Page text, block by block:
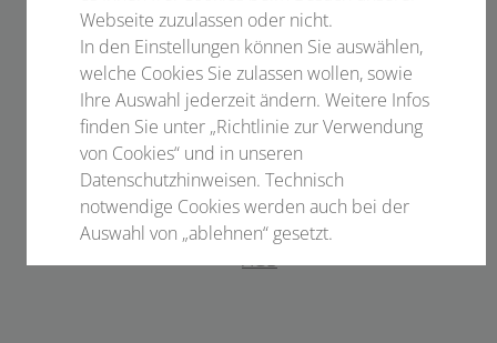
Carl-Pulfrich-Straße 1
07745 Jena
www.conventus.de
LINKS
Sie haben Fragen? Gern helfen wir weiter!
Datenschutzinformation
AGB
Webseite zuzulassen oder nicht.
In den Einstellungen können Sie auswählen,
welche Cookies Sie zulassen wollen, sowie
Ihre Auswahl jederzeit ändern. Weitere Infos
finden Sie unter „Richtlinie zur Verwendung
von Cookies“ und in unseren
Datenschutzhinweisen. Technisch
notwendige Cookies werden auch bei der
Auswahl von „ablehnen“ gesetzt.